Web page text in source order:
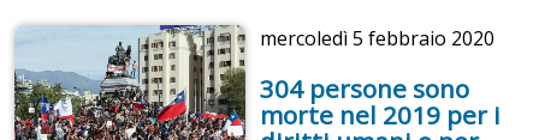
mercoledì5 febbraio 2020
304 persone sono
morte nel 2019 per i